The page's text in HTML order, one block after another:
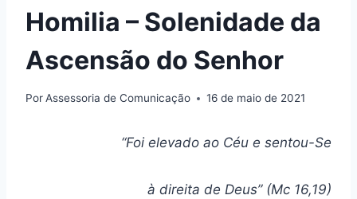
Homilia – Solenidade da
Ascensão do Senhor
PorAssessoria de Comunicação 16 de maio de 2021
“Foi elevado ao Céu e sentou-Se
à direita de Deus” (Mc 16,19)